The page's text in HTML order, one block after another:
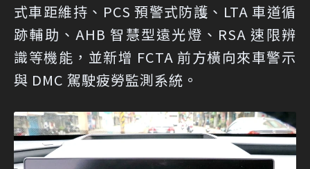
式車距維持、PCS 預警式防護、LTA 車道循
跡輔助、AHB 智慧型遠光燈、RSA 速限辨
識等機能，並新增 FCTA 前方橫向來車警示
與 DMC 駕駛疲勞監測系統。